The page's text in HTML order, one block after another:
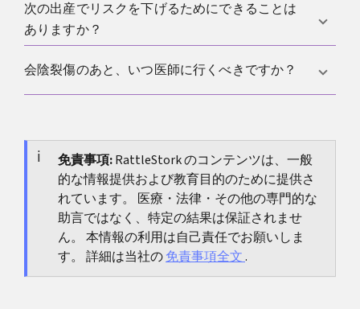
せて調整します。圧迫感、失禁、続く痛みがあるな
ら理学療法の評価が役立ちます。
やさしい運動は、痛み、引きつれ、下向きの圧迫感
を増やさないときに有効です。傷がまだ新しい、刺
理学療法に相談するとよいです。
次の出産でリスクを下げるためにできることは
ありますか？
確実な予防法はありませんが、妊娠中の会陰マッサ
す。
会陰裂傷のあと、いつ医師に行くべきですか？
新たなガスや便の保持障害があれば、待たずに速や
かに受診してください。
免責事項:RattleStork のコンテンツは、一般
的な情報提供および教育目的のために提供さ
れています。 医療・法律・その他の専門的な
助言ではなく、特定の結果は保証されませ
ん。 本情報の利用は自己責任でお願いしま
す。 詳細は当社の免責事項全文.